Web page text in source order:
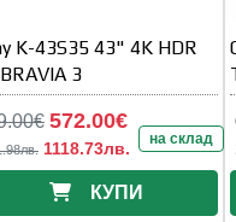
K-43S35 43" 4K HDR
3
572.00€
1118.73лв. на склад
КУПИ